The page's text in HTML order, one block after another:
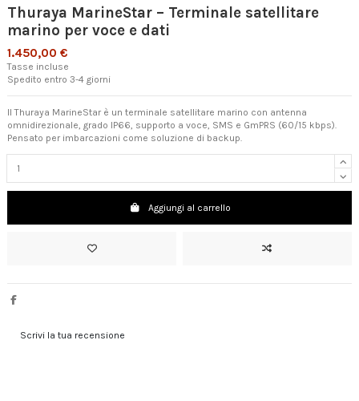
Thuraya MarineStar – Terminale satellitare
marino per voce e dati
1.450,00 €
Tasse incluse
Spedito entro 3-4 giorni
Il Thuraya MarineStar è un terminale satellitare marino con antenna
omnidirezionale, grado IP66, supporto a voce, SMS e GmPRS (60/15 kbps).
Pensato per imbarcazioni come soluzione di backup.
Aggiungi al carrello
Scrivi la tua recensione